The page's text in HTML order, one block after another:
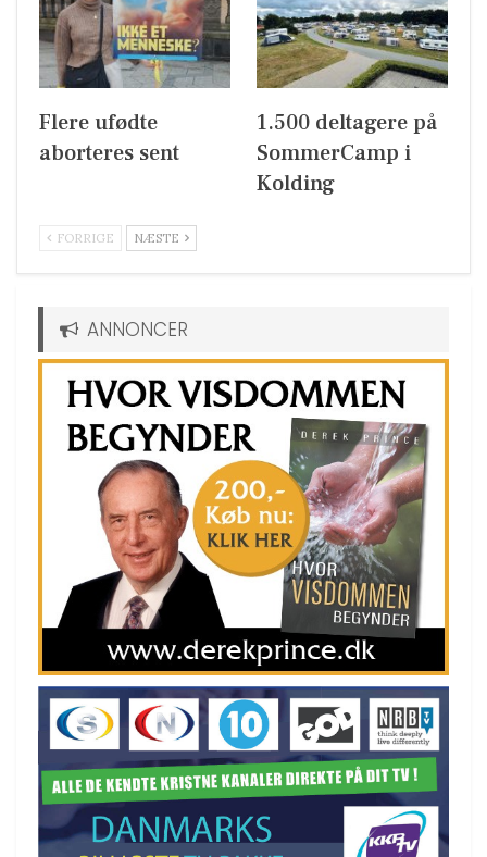
Flere ufødte
aborteres sent
1.500 deltagere på
SommerCamp i
Kolding
FORRIGE NÆSTE
ANNONCER